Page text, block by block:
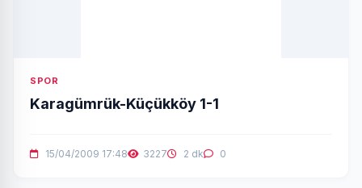
SPOR
Karagümrük-Küçükköy 1-1
15/04/2009 17:48 3227 2 dk 0